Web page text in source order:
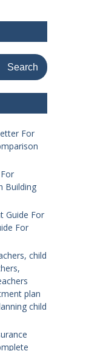
For
Building
Guide For
For
child
plan
child